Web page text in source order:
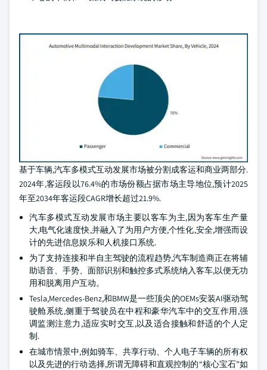
基于车辆,汽车多模式互动发展市场被分割成客运和商业两部分.
2024年,客运段以76.4%的市场份额占据市场主导地位,预计2025
年至2034年客运段CAGR增长超过21.9%.
汽车多模式互动发展市场主要以客车为主,因为客车生产量
大,电气化速度快,并融入了为用户方便,个性化,安全,增强而设
计的先进信息娱乐和人机接口系统.
为了支持连接和半自主驾驶的流程趋势,汽车制造商正在将辅
助语音、手势、面部识别和触控多式系统纳入客车,以便无功
用和脱离用户互动。
Tesla,Mercedes-Benz,和BMW是一些顶尖的OEMs安装AI驱动驾
驶舱系统,侧重于驾驶员在中程和豪华汽车中的交互作用,强
调监测注意力,适应实时交互,以及适合接触和舒适的个人定
制.
在城市情景中,例如骑车、共享行动、个人电子车辆的所有权
以及先进的行动选择,所谓无障碍和直观控制的“核心宝石”如